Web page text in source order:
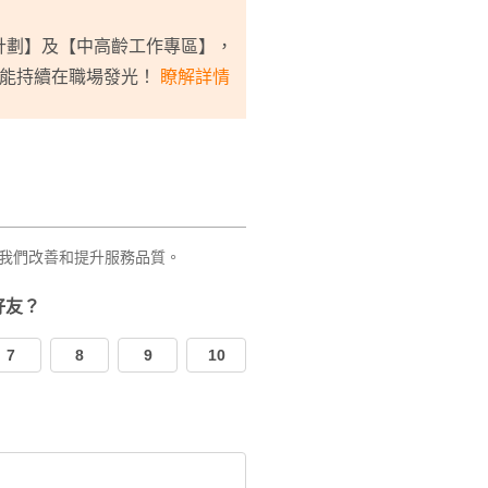
】及【中高齡工作專區】，
持續在職場發光！
瞭解詳情
們改善和提升服務品質。
？
7 8 9 10